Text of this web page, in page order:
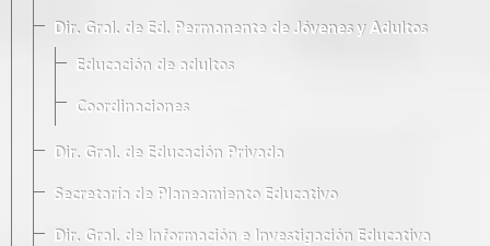
Dir. Gral. de Ed. Permanente de Jóvenes y Adultos
Educación de adultos
Coordinaciones
Dir. Gral. de Educación Privada
Secretaría de Planeamiento Educativo
Dir. Gral. de Información e Investigación Educativa